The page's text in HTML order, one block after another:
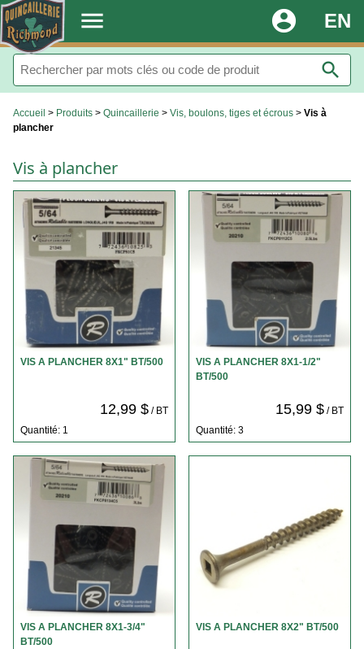
. menu EN
account_circle
search
Accueil > Produits > Quincaillerie > Vis, boulons, tiges et écrous > Vis à
plancher
Vis à plancher
VIS A PLANCHER 8X1" BT/500
12,99 $/ BT
Quantité: 1
VIS A PLANCHER 8X1-1/2"
BT/500
15,99 $/ BT
Quantité: 3
VIS A PLANCHER 8X1-3/4"
BT/500
VIS A PLANCHER 8X2" BT/500